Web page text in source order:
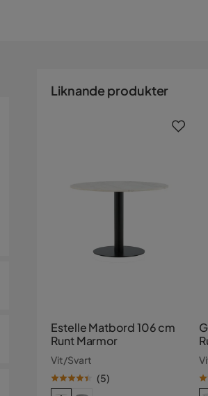
Liknande produkter
Estelle Matbord 106 cm
Runt Marmor
Vit/Svart
(5)